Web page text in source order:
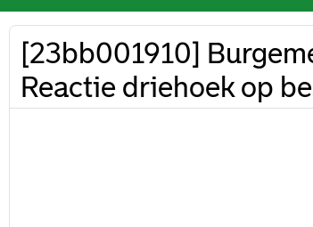
[23bb001910]
Reactie driehoek op